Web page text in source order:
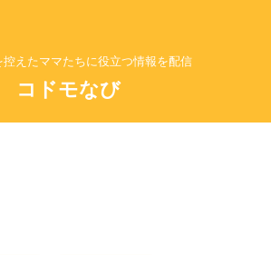
控えたママたちに役立つ情報を配信
コドモなび